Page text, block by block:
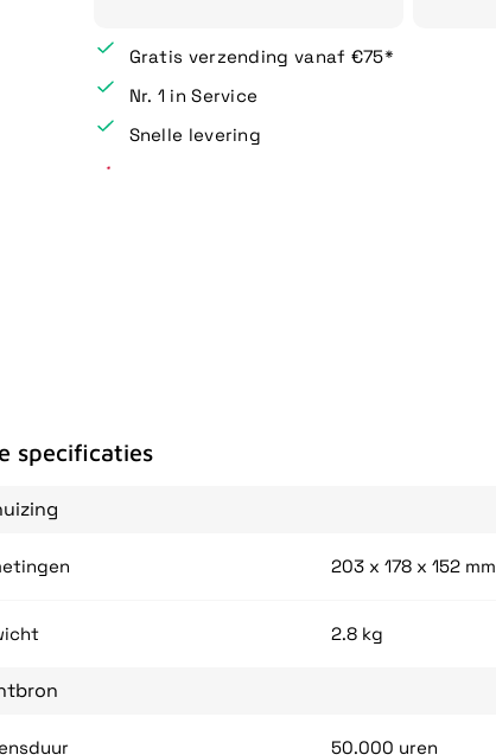
Gratis verzending vanaf €75*
Nr. 1 in Service
Snelle levering
specificaties
203 x 178 x 152 mm
2.8 kg
50.000 uren